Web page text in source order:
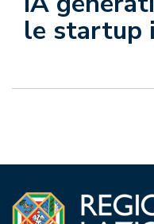
le startup